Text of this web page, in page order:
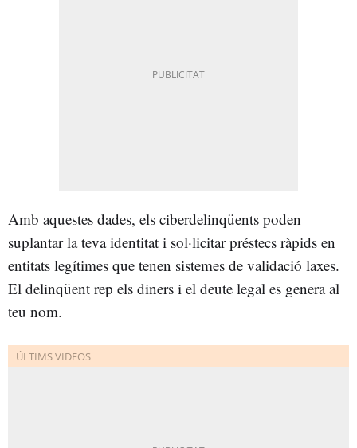
Amb aquestes dades, els ciberdelinqüents poden
suplantar la teva identitat i sol·licitar préstecs ràpids en
entitats legítimes que tenen sistemes de validació laxes.
El delinqüent rep els diners i el deute legal es genera al
teu nom.